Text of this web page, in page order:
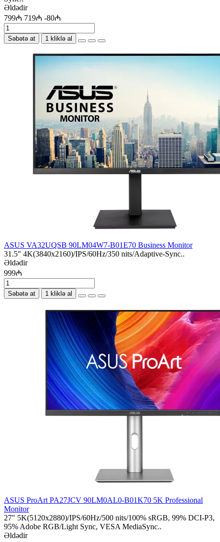
Əldədir
799₼ 719₼ -80₼
Səbətə at 1 kliklə al
ASUS VA32UQSB 90LM04W7-B01E70 Business Monitor
31.5" 4K(3840x2160)/IPS/60Hz/350 nits/Adaptive-Sync..
Əldədir
999₼
Səbətə at 1 kliklə al
ASUS ProArt PA27JCV 90LM0AL0-B01K70 5K Professional
Monitor
27" 5K(5120x2880)/IPS/60Hz/500 nits/100% sRGB, 99% DCI-P3,
95% Adobe RGB/Light Sync, VESA MediaSync..
Əldədir